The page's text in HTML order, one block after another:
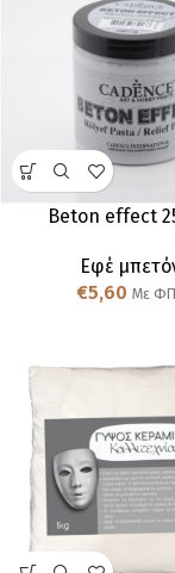
Beton effect
Εφέ
€5,60 Με